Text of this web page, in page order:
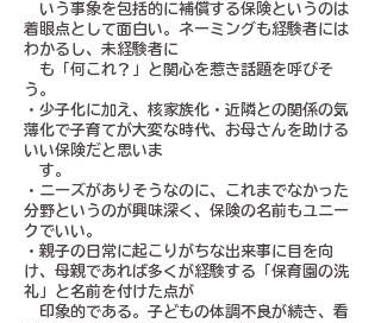
いう事象を包括的に補償する保険というのは
着眼点として面白い。ネーミングも経験者には
わかるし、未経験者に
も「何これ？」と関心を惹き話題を呼びそ
う。
・少子化に加え、核家族化・近隣との関係の気
薄化で子育てが大変な時代、お母さんを助ける
いい保険だと思いま
す。
・ニーズがありそうなのに、これまでなかった
分野というのが興味深く、保険の名前もユニー
クでいい。
・親子の日常に起こりがちな出来事に目を向
け、母親であれば多くが経験する「保育園の洗
礼」と名前を付けた点が
印象的である。子どもの体調不良が続き、看